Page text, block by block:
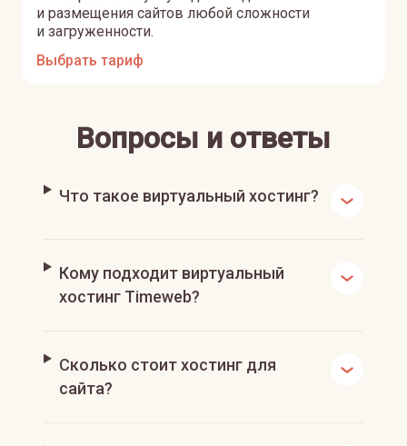
и размещения сайтов любой сложности
и загруженности.
Выбрать тариф
Вопросы и ответы
Что такое виртуальный хостинг?
Кому подходит виртуальный
хостинг Timeweb?
Сколько стоит хостинг для
сайта?